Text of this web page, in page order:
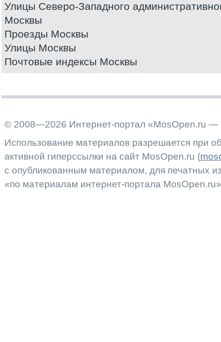
Улицы Северо-Западного
Москвы
Проезды Москвы
Улицы Москвы
Почтовые индексы Москвы
© 2008—2026 Интернет-портал «MosOpen.ru —
Использование материалов разрешается при
активной гиперссылки на сайт MosOpen.ru (
с опубликованным материалом, для печатных
«по материалам интернет-портала